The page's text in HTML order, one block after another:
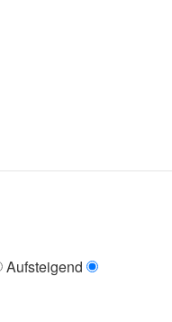
Aufsteigend